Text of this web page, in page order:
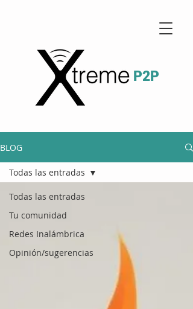
P2P
BLOG
Todas las entradas
Tu comunidad
Redes Inalámbrica
Opinión/sugerencias
Todas las entradas